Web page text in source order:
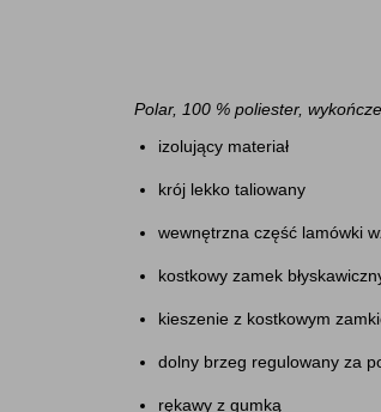
Polar, 100 % poliester,
izolujący materiał
krój lekko taliowany
wewnętrzna część lamówki
kostkowy zamek
kieszenie z kostkowym
dolny brzeg regulowany za
rękawy z gumką